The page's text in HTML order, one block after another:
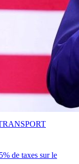
de taxes sur le